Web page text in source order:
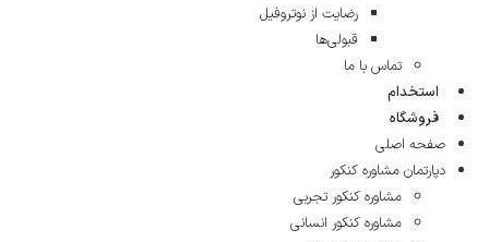
رضایت از نوتروفیل
قبولی‌ها
تماس با ما
استخدام
فروشگاه
صفحه اصلی
دپارتمان مشاوره کنکور
مشاوره کنکور تجربی
مشاوره کنکور انسانی